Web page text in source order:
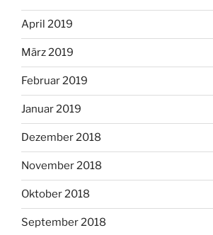
April 2019
März 2019
Februar 2019
Januar 2019
Dezember 2018
November 2018
Oktober 2018
September 2018